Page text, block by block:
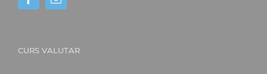
CURS VALUTAR